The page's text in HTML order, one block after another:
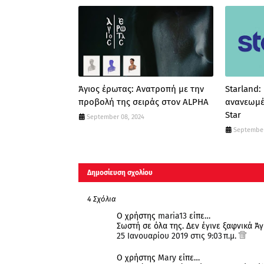
Άγιος έρωτας: Ανατροπή με την
προβολή της σειράς στον ALPHA
September 08, 2024
Starland:
Star
Δημοσίευση σχολίου
4 Σχόλια
Ο χρήστης maria13 είπε…
Σωστή σε όλα της. Δεν έγινε ξαφνικά
25 Ιανουαρίου 2019 στις 9:03 π.μ.
Ο χρήστης Mary είπε…